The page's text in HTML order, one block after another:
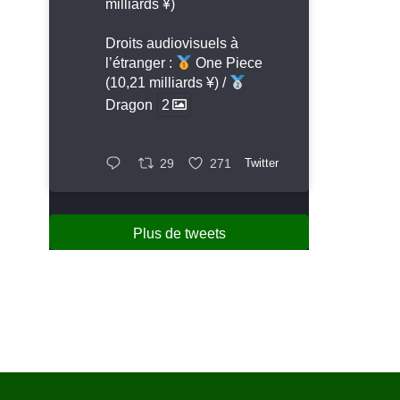
milliards ¥)
Droits audiovisuels à
l’étranger :
One Piece
(10,21 milliards ¥) /
Dragon
2
29 271 Twitter
Plus de tweets